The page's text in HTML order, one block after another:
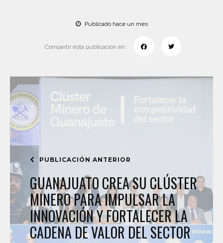
Publicado hace un mes
Compartir esta publicación en:
PUBLICACIÓN ANTERIOR
GUANAJUATO CREA SU CLÚSTER
MINERO PARA IMPULSAR LA
INNOVACIÓN Y FORTALECER LA
CADENA DE VALOR DEL SECTOR